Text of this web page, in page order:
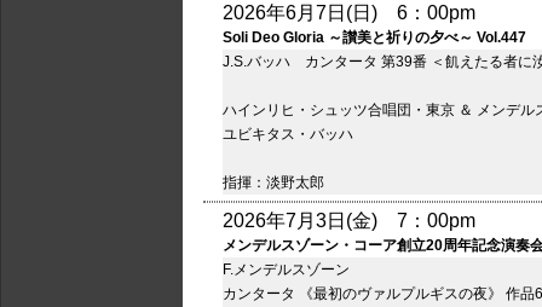
2026年6月7日(日) 6：00pm
Soli Deo Gloria ～讃美と祈りの夕べ～ Vol.447
J.S.バッハ カンタータ 第39番 ＜飢えたる者に
ハインリヒ・シュッツ合唱団・東京 ＆ メンデル
ユビキタス・バッハ
指揮：淡野太郎
2026年7月3日(金) 7：00pm
メンデルスゾーン・コーア創立20周年記念演奏
F.メンデルスゾーン
カンタータ 《最初のヴァルプルギスの夜》 作品